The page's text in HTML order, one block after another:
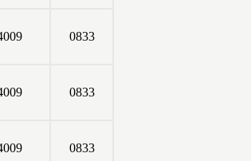
0833
0833
0833